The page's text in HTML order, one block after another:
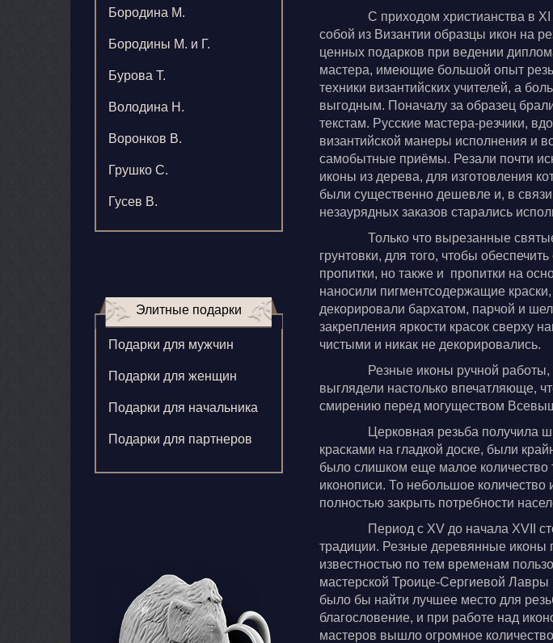
С приходом христианства в
собой из Византии образцы икон на
ценных подарков при ведении
мастера, имеющие большой опыт
техники византийских учителей, а
выгодным. Поначалу за образец
текстам. Русские мастера-резчики,
византийской манеры исполнения и
самобытные приёмы. Резали почти
иконы из дерева, для изготовления
были существенно дешевле и, в
незаурядных заказов старались
Только что вырезанные
грунтовки, для того, чтобы
пропитки, но также и пропитки на
наносили пигментсодержащие
декорировали бархатом, парчой и
закрепления яркости красок сверху
чистыми и никак не декорировались.
Резные иконы ручной
выглядели настолько впечатляюще,
смирению перед могуществом
Церковная резьба получила
красками на гладкой доске, были
было слишком еще малое количество
иконописи. То небольшое количество
полностью закрыть потребности
Период с XV до начала XVII
традиции. Резные деревянные иконы
известностью по тем временам
мастерской Троице-Сергиевой Лавры
было бы найти лучшее место для
благословение, и при работе над
мастеров вышло огромное
Бородина М.
Бородины М. и Г.
Бурова Т.
Володина Н.
Воронков В.
Грушко С.
Гусев В.
Зверева В.
Кормилицына Е.
Корнилова В.
Элитные подарки
Подарки для мужчин
Подарки для женщин
Подарки для начальника
Подарки для партнеров